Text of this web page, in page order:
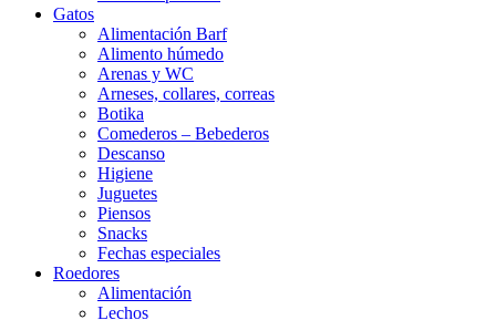
Gatos
Alimentación Barf
Alimento húmedo
Arenas y WC
Arneses, collares, correas
Botika
Comederos – Bebederos
Descanso
Higiene
Juguetes
Piensos
Snacks
Fechas especiales
Roedores
Alimentación
Lechos